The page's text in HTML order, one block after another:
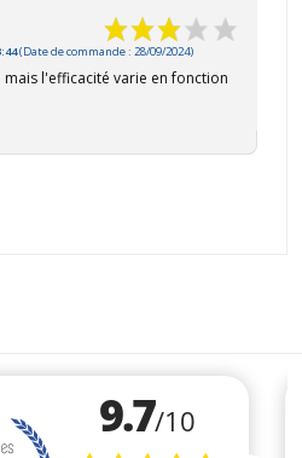
(Date de commande : 28/09/2024)
l'efficacité varie en fonction